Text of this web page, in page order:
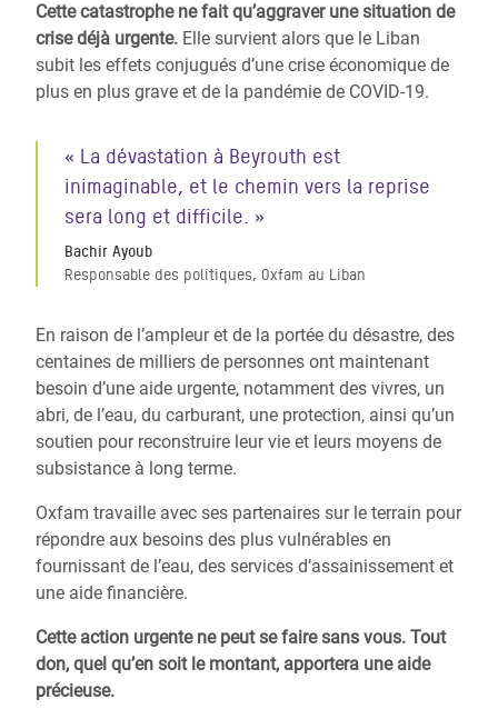
Cette catastrophe ne fait qu’aggraver une situation de
crise déjà urgente. Elle survient alors que le Liban
subit les effets conjugués d’une crise économique de
plus en plus grave et de la pandémie de COVID-19.
« La dévastation à Beyrouth est
inimaginable, et le chemin vers la reprise
sera long et difficile. »
Bachir Ayoub
Responsable des politiques, Oxfam au Liban
En raison de l’ampleur et de la portée du désastre, des
centaines de milliers de personnes ont maintenant
besoin d’une aide urgente, notamment des vivres, un
abri, de l’eau, du carburant, une protection, ainsi qu’un
soutien pour reconstruire leur vie et leurs moyens de
subsistance à long terme.
Oxfam travaille avec ses partenaires sur le terrain pour
répondre aux besoins des plus vulnérables en
fournissant de l’eau, des services d’assainissement et
une aide financière.
Cette action urgente ne peut se faire sans vous. Tout
don, quel qu’en soit le montant, apportera une aide
précieuse.